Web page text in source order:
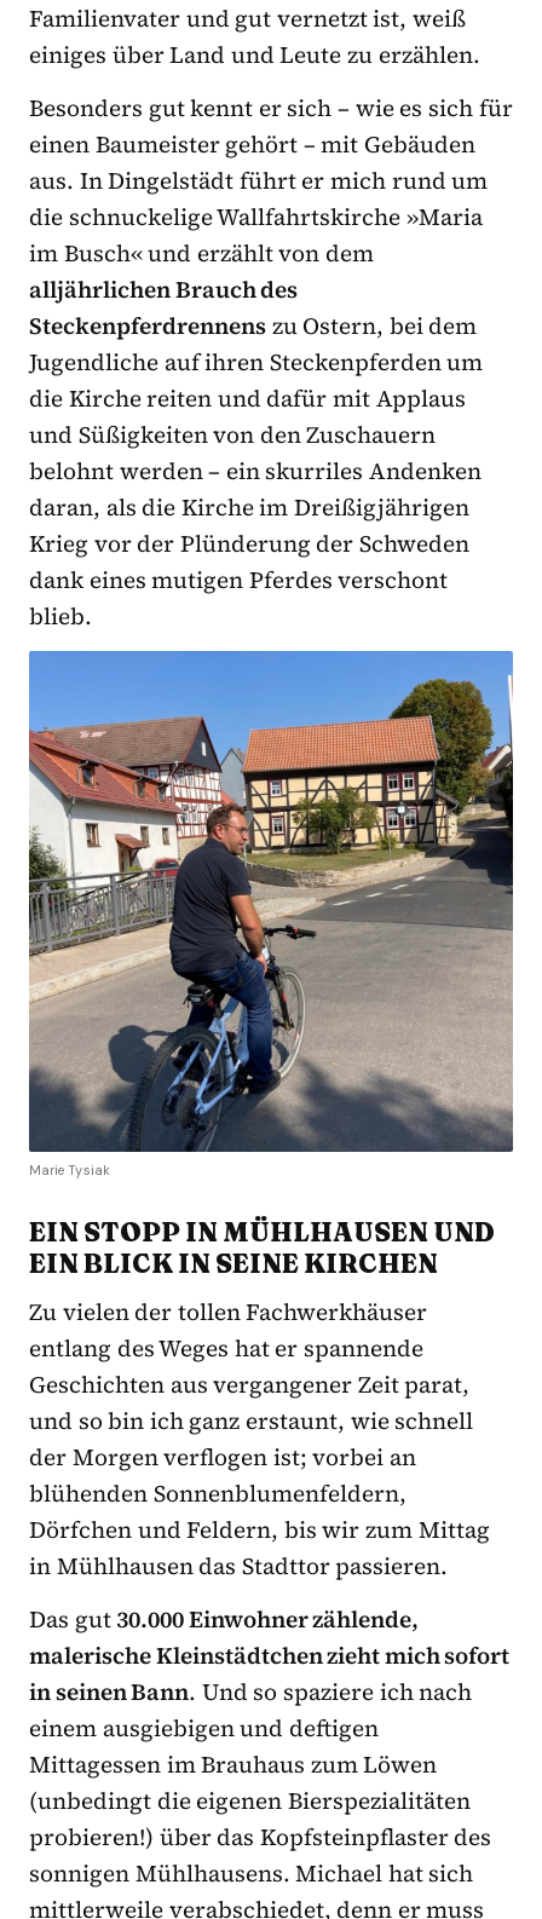
Familienvater und gut vernetzt ist, weiß
einiges über Land und Leute zu erzählen.
Besonders gut kennt er sich – wie es sich für
einen Baumeister gehört – mit Gebäuden
aus. In Dingelstädt führt er mich rund um
die schnuckelige Wallfahrtskirche »Maria
im Busch« und erzählt von dem
alljährlichen Brauch des
Steckenpferdrennenszu Ostern, bei dem
Jugendliche auf ihren Steckenpferden um
die Kirche reiten und dafür mit Applaus
und Süßigkeiten von den Zuschauern
belohnt werden – ein skurriles Andenken
daran, als die Kirche im Dreißigjährigen
Krieg vor der Plünderung der Schweden
dank eines mutigen Pferdes verschont
blieb.
Marie Tysiak
EIN STOPP IN MÜHLHAUSEN UND
EIN BLICK IN SEINE KIRCHEN
Zu vielen der tollen Fachwerkhäuser
entlang des Weges hat er spannende
Geschichten aus vergangener Zeit parat,
und so bin ich ganz erstaunt, wie schnell
der Morgen verflogen ist; vorbei an
blühenden Sonnenblumenfeldern,
Dörfchen und Feldern, bis wir zum Mittag
in Mühlhausen das Stadttor passieren.
Das gut30.000 Einwohner zählende,
malerische Kleinstädtchen zieht mich sofort
in seinen Bann. Und so spaziere ich nach
einem ausgiebigen und deftigen
Mittagessen im Brauhaus zum Löwen
(unbedingt die eigenen Bierspezialitäten
probieren!) über das Kopfsteinpflaster des
sonnigen Mühlhausens. Michael hat sich
mittlerweile verabschiedet, denn er muss